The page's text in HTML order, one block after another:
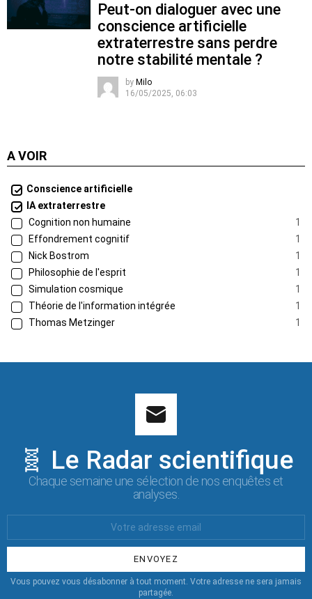
Peut-on dialoguer avec une
conscience artificielle
extraterrestre sans perdre
notre stabilité mentale ?
by Milo
16/05/2025, 06:03
A VOIR
Conscience artificielle
IA extraterrestre
Cognition non humaine
1
Effondrement cognitif
1
Nick Bostrom
1
Philosophie de l'esprit
1
Simulation cosmique
1
Théorie de l'information intégrée
1
Thomas Metzinger
1
🧬 Le Radar scientifique
Chaque semaine une sélection de nos enquêtes et
analyses.
:
Vous pouvez vous désabonner à tout moment. Votre adresse ne sera jamais
partagée.